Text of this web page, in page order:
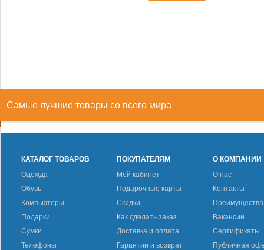
Самые лучшие товары со всего мира
КАТАЛОГ ТОВАРОВ
Одежда
Обувь
Компьютеры
Подарки
Сумки
Телефоны
ПОКУПАТЕЛЯМ
Мой кабинет
Подарочные карты
Скидки
Как сделать заказ
Доставка и оплата
Гарантии и возврат
О КОМПАНИИ
О нас
Контакты
Преимущества
Вакансии
Сертификаты
Публичная